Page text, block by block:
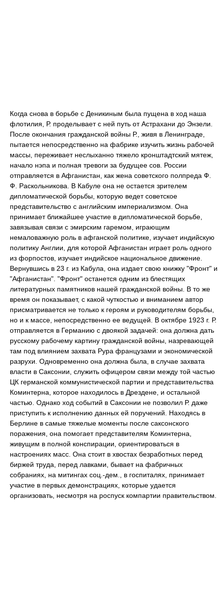
Когда снова в борьбе с Деникиным была пущена в ход наша
флотилия, Р. проделывает с ней путь от Астрахани до Энзели.
После окончания гражданской войны Р., живя в Ленинграде,
пытается непосредственно на фабрике изучить жизнь рабочей
массы, переживает неслыханно тяжело кронштадтский мятеж,
начало нэпа и полная тревоги за будущее сов. России
отправляется в Афганистан, как жена советского полпреда Ф.
Ф. Раскольникова. В Кабуле она не остается зрителем
дипломатической борьбы, которую ведет советское
представительство с английским империализмом. Она
принимает ближайшее участие в дипломатической борьбе,
завязывая связи с эмирским гаремом, играющим
немаловажную роль в афганской политике, изучает индийскую
политику Англии, для которой Афганистан играет роль одного
из форпостов, изучает индийское национальное движение.
Вернувшись в 23 г. из Кабула, она издает свою книжку "Фронт" и
"Афганистан". "Фронт" останется одним из блестящих
литературных памятников нашей гражданской войны. В то же
время он показывает, с какой чуткостью и вниманием автор
присматривается не только к героям и руководителям борьбы,
но и к массе, непосредственно ее ведущей. В октябре 1923 г. Р.
отправляется в Германию с двоякой задачей: она должна дать
русскому рабочему картину гражданской войны, назревающей
там под влиянием захвата Рура французами и экономической
разрухи. Одновременно она должна была, в случае захвата
власти в Саксонии, служить офицером связи между той частью
ЦК германской коммунистической партии и представительства
Коминтерна, которое находилось в Дрездене, и остальной
частью. Однако ход событий в Саксонии не позволил Р. даже
приступить к исполнению данных ей поручений. Находясь в
Берлине в самые тяжелые моменты после саксонского
поражения, она помогает представителям Коминтерна,
живущим в полной конспирации, ориентироваться в
настроениях масс. Она стоит в хвостах безработных перед
биржей труда, перед лавками, бывает на фабричных
собраниях, на митингах соц.-дем., в госпиталях, принимает
участие в первых демонстрациях, которые удается
организовать, несмотря на роспуск компартии правительством.